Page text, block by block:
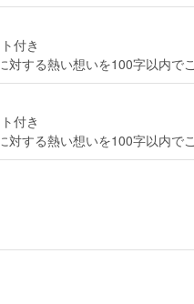
付き
対する熱い想いを100字以内で
付き
対する熱い想いを100字以内で